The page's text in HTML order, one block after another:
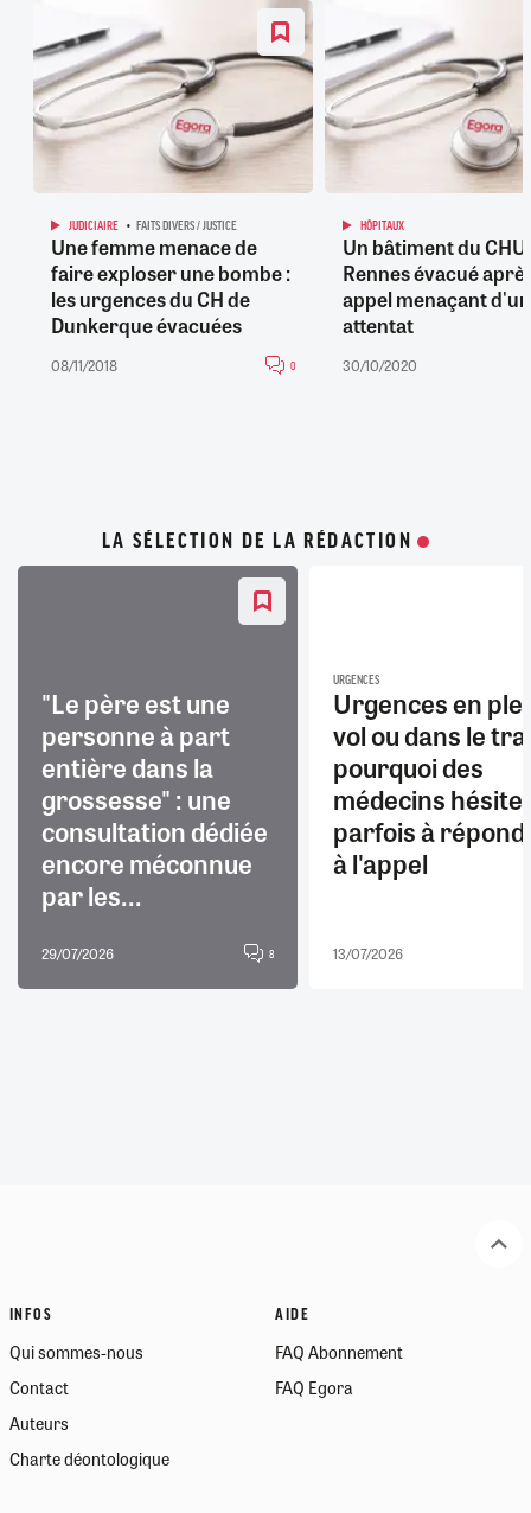
JUDICIAIRE FAITS DIVERS / JUSTICE
Une femme menace de
faire exploser une bombe :
les urgences du CH de
Dunkerque évacuées
08/11/2018 0
HÔPITAUX
Un bâtiment du CHU
Rennes évacué
appel menaçant d'un
attentat
30/10/2020
LA SÉLECTION DE LA RÉDACTION
"Le père est une
personne à part
entière dans la
grossesse" : une
consultation dédiée
encore méconnue
par les...
29/07/2026 8
URGENCES
Urgences en
vol ou dans le
pourquoi des
médecins
parfois à
à l'appel
13/07/2026
INFOS
Qui sommes-nous
Contact
Auteurs
Charte déontologique
AIDE
FAQ Abonnement
FAQ Egora